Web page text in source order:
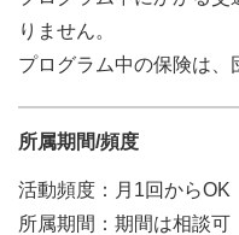
りません。
プログラム中の保険は、
所属期間/頻度
活動頻度：月1回からOK
所属期間：期間は相談可